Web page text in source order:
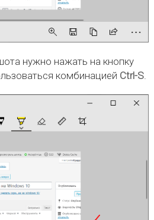
нужно нажать на кнопку
комбинацией Ctrl-S.